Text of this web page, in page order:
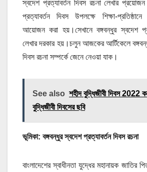
স্বদেশ প্রত্যাবর্তন দিবস রচনা লেখার
প্রত্যাবর্তন দিবস উপলক্ষে শিক্ষা-
আয়োজন করা হয়।সেখানে বঙ্গবন্ধুর স্বদেশ
লেখার দরকার হয়।চলুন আজকের আর্টিকেলে
দিবস রচনা সম্পর্কে জেনে নেওয়া যাক।
See also শহীদ বুদ্ধিজীবী দিবস 2022
বুদ্ধিজীবী দিবসের ছবি
ভূমিকা: বঙ্গবন্ধুর স্বদেশ প্রত্যাবর্তন দিবস রচনা
বাংলাদেশের স্বাধীনতা যুদ্ধের মহানায়ক জাতির